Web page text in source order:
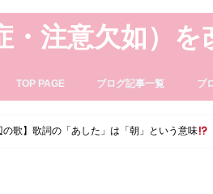
・注意欠如）
TOP PAGE ブログ記事一覧 プ
歌】歌詞の「あした」は「朝」という意味